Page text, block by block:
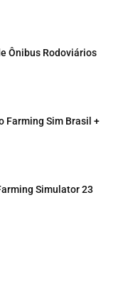
Ônibus Rodoviários
Farming Sim Brasil +
Simulator 23